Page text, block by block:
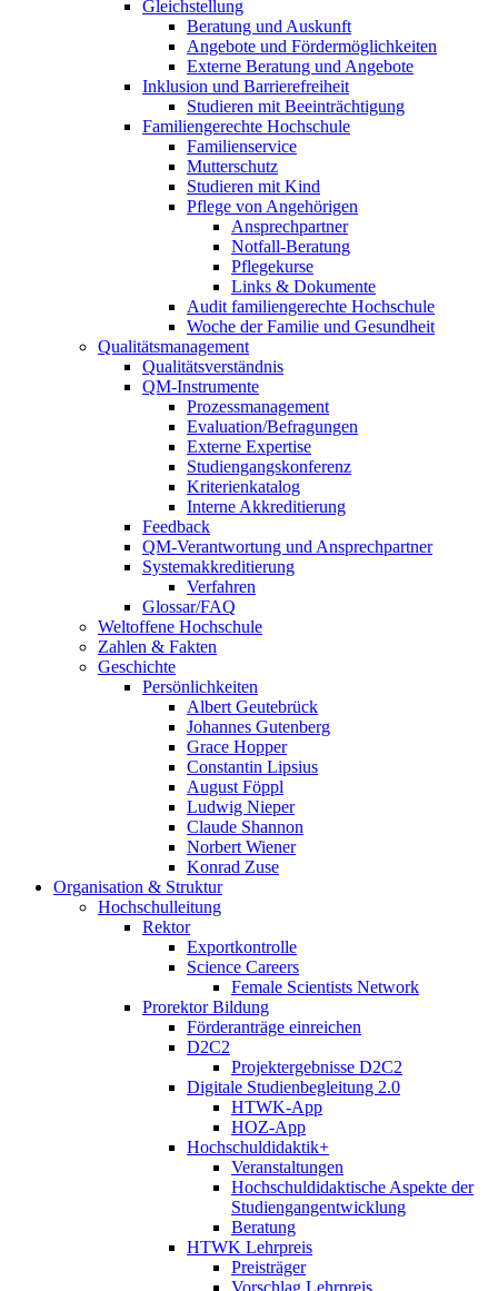
Gleichstellung
Beratung und Auskunft
Angebote und Fördermöglichkeiten
Externe Beratung und Angebote
Inklusion und Barrierefreiheit
Studieren mit Beeinträchtigung
Familiengerechte Hochschule
Familienservice
Mutterschutz
Studieren mit Kind
Pflege von Angehörigen
Ansprechpartner
Notfall-Beratung
Pflegekurse
Links & Dokumente
Audit familiengerechte Hochschule
Woche der Familie und Gesundheit
Qualitätsmanagement
Qualitätsverständnis
QM-Instrumente
Prozessmanagement
Evaluation/Befragungen
Externe Expertise
Studiengangskonferenz
Kriterienkatalog
Interne Akkreditierung
Feedback
QM-Verantwortung und Ansprechpartner
Systemakkreditierung
Verfahren
Glossar/FAQ
Weltoffene Hochschule
Zahlen & Fakten
Geschichte
Persönlichkeiten
Albert Geutebrück
Johannes Gutenberg
Grace Hopper
Constantin Lipsius
August Föppl
Ludwig Nieper
Claude Shannon
Norbert Wiener
Konrad Zuse
Organisation & Struktur
Hochschulleitung
Rektor
Exportkontrolle
Science Careers
Female Scientists Network
Prorektor Bildung
Förderanträge einreichen
D2C2
Projektergebnisse D2C2
Digitale Studienbegleitung 2.0
HTWK-App
HOZ-App
Hochschuldidaktik+
Veranstaltungen
Hochschuldidaktische Aspekte der
Studiengangentwicklung
Beratung
HTWK Lehrpreis
Preisträger
Vorschlag Lehrpreis